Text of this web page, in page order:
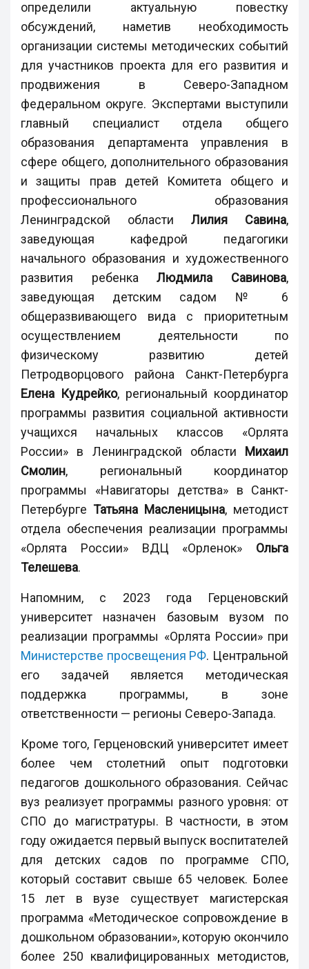
определили актуальную повестку
обсуждений, наметив необходимость
организации системы методических событий
для участников проекта для его развития и
продвижения в Северо-Западном
федеральном округе. Экспертами выступили
главный специалист отдела общего
образования департамента управления в
сфере общего, дополнительного образования
и защиты прав детей Комитета общего и
профессионального образования
Ленинградской области Лилия Савина,
заведующая кафедрой педагогики
начального образования и художественного
развития ребенкаЛюдмила Савинова,
заведующая детским садом № 6
общеразвивающего вида с приоритетным
осуществлением деятельности по
физическому развитию детей
Петродворцового района Санкт-Петербурга
Елена Кудрейко, региональный координатор
программы развития социальной активности
учащихся начальных классов «Орлята
России» в Ленинградской области Михаил
Смолин, региональный координатор
программы «Навигаторы детства» в Санкт-
Петербурге Татьяна Масленицына, методист
отдела обеспечения реализации программы
«Орлята России» ВДЦ «Орленок» Ольга
Телешева.
Напомним, с 2023 года Герценовский
университет назначен базовым вузом по
реализации программы «Орлята России» при
Министерстве просвещения РФ. Центральной
его задачей является методическая
поддержка программы, в зоне
ответственности — регионы Северо-Запада.
Кроме того, Герценовский университет имеет
более чем столетний опыт подготовки
педагогов дошкольного образования. Сейчас
вуз реализует программы разного уровня: от
СПО до магистратуры. В частности, в этом
году ожидается первый выпуск воспитателей
для детских садов по программе СПО,
который составит свыше 65 человек. Более
15 лет в вузе существует магистерская
программа «Методическое сопровождение в
дошкольном образовании», которую окончило
более 250 квалифицированных методистов,